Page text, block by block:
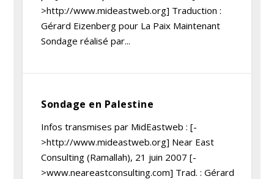
>http://www.mideastweb.org] Traduction :
Gérard Eizenberg pour La Paix Maintenant
Sondage réalisé par...
Sondage en Palestine
Infos transmises par MidEastweb : [-
>http://www.mideastweb.org] Near East
Consulting (Ramallah), 21 juin 2007 [-
>www.neareastconsulting.com] Trad. : Gérard